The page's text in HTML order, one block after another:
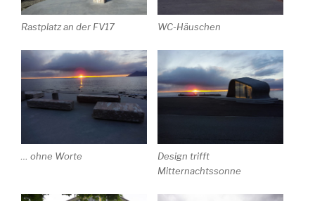
Rastplatz an der FV17 WC-Häuschen
… ohne Worte
Design trifft
Mitternachtssonne